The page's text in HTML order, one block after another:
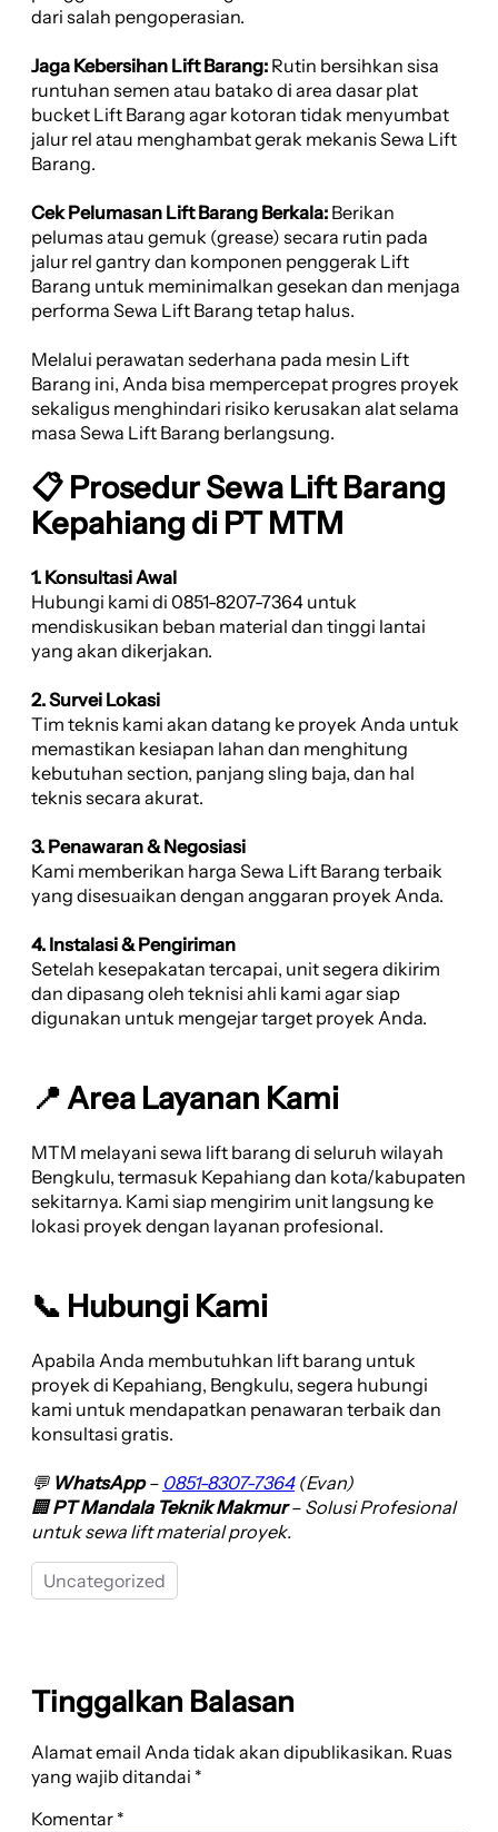
dari salah pengoperasian.
Jaga Kebersihan Lift Barang: Rutin bersihkan sisa
runtuhan semen atau batako di area dasar plat
bucket Lift Barang agar kotoran tidak menyumbat
jalur rel atau menghambat gerak mekanis Sewa Lift
Barang.
Cek Pelumasan Lift Barang Berkala: Berikan
pelumas atau gemuk (grease) secara rutin pada
jalur rel gantry dan komponen penggerak Lift
Barang untuk meminimalkan gesekan dan menjaga
performa Sewa Lift Barang tetap halus.
Melalui perawatan sederhana pada mesin Lift
Barang ini, Anda bisa mempercepat progres proyek
sekaligus menghindari risiko kerusakan alat selama
masa Sewa Lift Barang berlangsung.
📋 Prosedur Sewa Lift Barang
Kepahiang di PT MTM
1. Konsultasi Awal
Hubungi kami di 0851-8207-7364 untuk
mendiskusikan beban material dan tinggi lantai
yang akan dikerjakan.
2. Survei Lokasi
Tim teknis kami akan datang ke proyek Anda untuk
memastikan kesiapan lahan dan menghitung
kebutuhan section, panjang sling baja, dan hal
teknis secara akurat.
3. Penawaran & Negosiasi
Kami memberikan harga Sewa Lift Barang terbaik
yang disesuaikan dengan anggaran proyek Anda.
4. Instalasi & Pengiriman
Setelah kesepakatan tercapai, unit segera dikirim
dan dipasang oleh teknisi ahli kami agar siap
digunakan untuk mengejar target proyek Anda.
📍 Area Layanan Kami
MTM melayani sewa lift barang di seluruh wilayah
Bengkulu, termasuk Kepahiang dan kota/kabupaten
sekitarnya. Kami siap mengirim unit langsung ke
lokasi proyek dengan layanan profesional.
📞 Hubungi Kami
Apabila Anda membutuhkan lift barang untuk
proyek di Kepahiang, Bengkulu, segera hubungi
kami untuk mendapatkan penawaran terbaik dan
konsultasi gratis.
💬 WhatsApp– 0851-8307-7364(Evan)
🏢PT Mandala Teknik Makmur– Solusi Profesional
untuk sewa lift material proyek.
Uncategorized
Tinggalkan Balasan
Alamat email Anda tidak akan dipublikasikan. Ruas
yang wajib ditandai *
Komentar *